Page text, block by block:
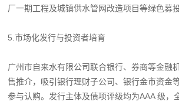
厂一期工程及城镇供水管网改造项目等绿色募投
5.市场化发行与投资者培育
广州市自来水有限公司联合银行、券商等金融
售推介，吸引银行理财子公司、银行金市资金
参与认购。发行主体及债项评级均为AAA 级，